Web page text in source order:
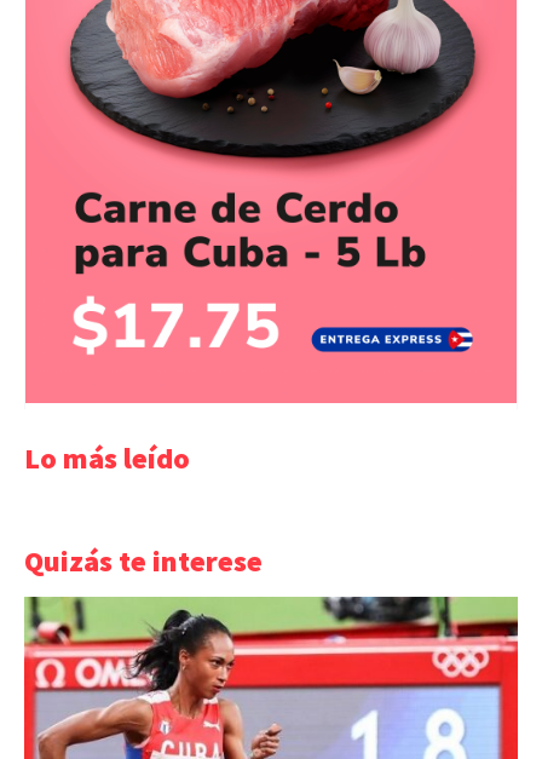
Lo más leído
Quizás te interese